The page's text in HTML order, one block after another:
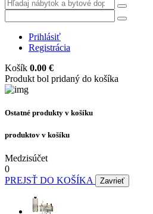
Prihlásiť
Registrácia
Košík 0.00 €
Produkt bol pridaný do košíka
Ostatné produkty v košíku
produktov v košíku
Medzisúčet
0
PREJSŤ DO KOŠÍKA
Zavrieť